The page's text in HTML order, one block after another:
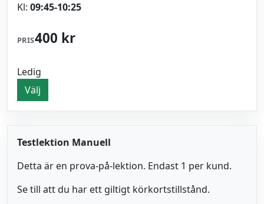
Kl: 09:45-10:25
PRIS400 kr
Ledig
Välj
Testlektion Manuell
Detta är en prova-på-lektion. Endast 1 per kund.
Se till att du har ett giltigt körkortstillstånd.